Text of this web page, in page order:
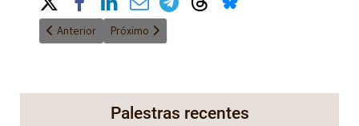
Artigo anterior: Desenvolvimento sustentável
Anterior Próximo artigo: PLP 192 de 2023 empurra a Lei da
Próximo
Palestras recentes